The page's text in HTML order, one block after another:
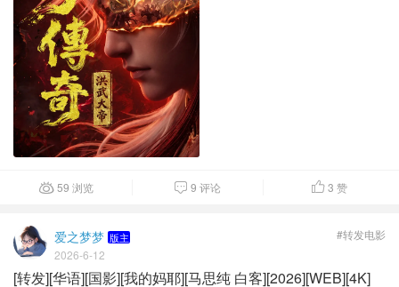
59 浏览  9 评论 3 赞
爱之梦梦 版主
2026-6-12
#转发电影
[转发][华语][国影][我的妈耶][马思纯 白客][2026][WEB][4K]